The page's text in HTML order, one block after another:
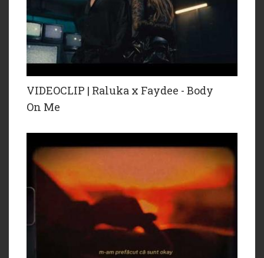
VIDEOCLIP | Raluka x Faydee - Body
On Me